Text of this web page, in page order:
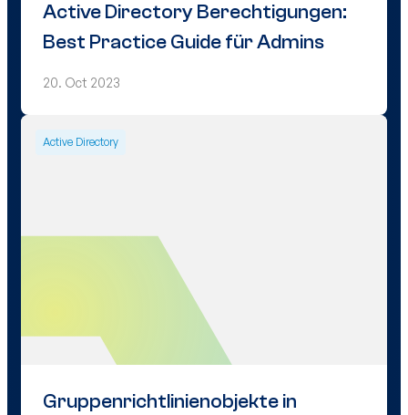
Active Directory Berechtigungen:
Best Practice Guide für Admins
20. Oct 2023
Active Directory
Gruppenrichtlinienobjekte in